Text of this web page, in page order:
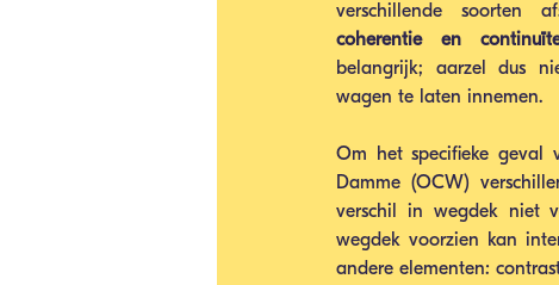
coherentie en
belangrijk; aarzel dus
wagen te laten innemen.
Om het specifieke geval
Damme (OCW)
verschil in wegdek niet
wegdek voorzien kan
andere elementen: